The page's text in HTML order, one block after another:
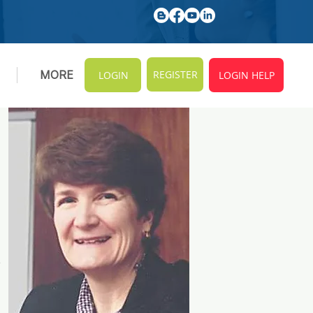
MORE LOGIN REGISTER LOGIN HELP